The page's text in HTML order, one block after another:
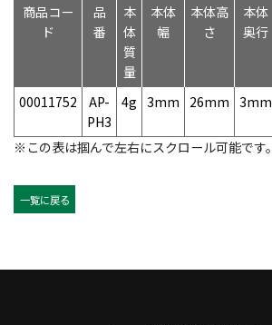
商品コー
ド
品
番
本
体
質
量
本体
幅
本体高
さ
本体
奥行
00011752
AP-
PH3
4g 3mm 26mm 3mm
※この表は掴んで左右にスクロール可能です。
一覧に戻る